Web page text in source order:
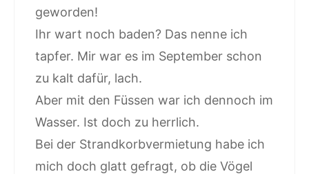
geworden!
Ihr wart noch baden? Das nenne ich
tapfer. Mir war es im September schon
zu kalt dafür, lach.
Aber mit den Füssen war ich dennoch im
Wasser. Ist doch zu herrlich.
Bei der Strandkorbvermietung habe ich
mich doch glatt gefragt, ob die Vögel